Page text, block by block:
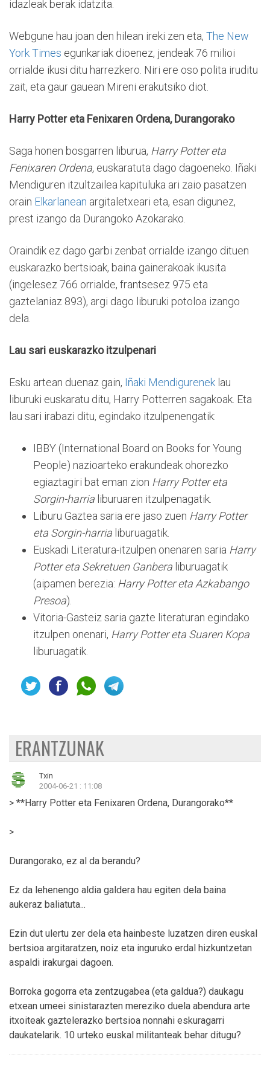
idazleak berak idatzita.
Webgune hau joan den hilean ireki zen eta, The New
York Times egunkariak dioenez, jendeak 76 milioi
orrialde ikusi ditu harrezkero. Niri ere oso polita iruditu
zait, eta gaur gauean Mireni erakutsiko diot.
Harry Potter eta Fenixaren Ordena, Durangorako
Saga honen bosgarren liburua, Harry Potter eta
Fenixaren Ordena, euskaratuta dago dagoeneko. Iñaki
Mendiguren itzultzailea kapituluka ari zaio pasatzen
orain Elkarlanean argitaletxeari eta, esan digunez,
prest izango da Durangoko Azokarako.
Oraindik ez dago garbi zenbat orrialde izango dituen
euskarazko bertsioak, baina gainerakoak ikusita
(ingelesez 766 orrialde, frantsesez 975 eta
gaztelaniaz 893), argi dago liburuki potoloa izango
dela.
Lau sari euskarazko itzulpenari
Esku artean duenaz gain, Iñaki Mendigurenek lau
liburuki euskaratu ditu, Harry Potterren sagakoak. Eta
lau sari irabazi ditu, egindako itzulpenengatik:
IBBY (International Board on Books for Young
People) nazioarteko erakundeak ohorezko
egiaztagiri bat eman zion Harry Potter eta
Sorgin-harria liburuaren itzulpenagatik.
Liburu Gaztea saria ere jaso zuen Harry Potter
eta Sorgin-harria liburuagatik.
Euskadi Literatura-itzulpen onenaren saria Harry
Potter eta Sekretuen Ganbera liburuagatik
(aipamen berezia: Harry Potter eta Azkabango
Presoa).
Vitoria-Gasteiz saria gazte literaturan egindako
itzulpen onenari, Harry Potter eta Suaren Kopa
liburuagatik.
ERANTZUNAK
Txin
2004-06-21 : 11:08
> **Harry Potter eta Fenixaren Ordena, Durangorako**
>
Durangorako, ez al da berandu?
Ez da lehenengo aldia galdera hau egiten dela baina
aukeraz baliatuta...
Ezin dut ulertu zer dela eta hainbeste luzatzen diren euskal
bertsioa argitaratzen, noiz eta inguruko erdal hizkuntzetan
aspaldi irakurgai dagoen.
Borroka gogorra eta zentzugabea (eta galdua?) daukagu
etxean umeei sinistarazten mereziko duela abendura arte
itxoiteak gaztelerazko bertsioa nonnahi eskuragarri
daukatelarik. 10 urteko euskal militanteak behar ditugu?